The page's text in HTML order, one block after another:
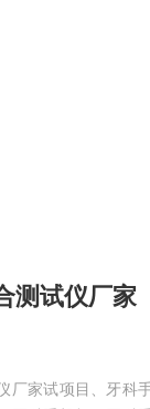
测试仪厂家
厂家试项目、牙科